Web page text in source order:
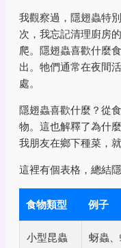
我觀察過，隱翅蟲特
次，我忘記清理廚房
爬。隱翅蟲喜歡什麼
出。牠們通常在夜間
處。
隱翅蟲喜歡什麼？從
物。這也解釋了為什
我朋友在鄉下種菜，
這裡有個表格，總結
食物類型 例子
小型昆蟲 蚜蟲